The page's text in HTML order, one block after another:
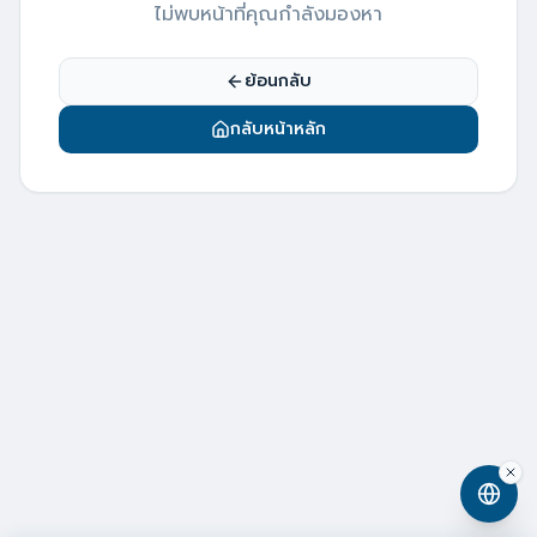
ไม่พบหน้าที่คุณกำลังมองหา
ย้อนกลับ
กลับหน้าหลัก